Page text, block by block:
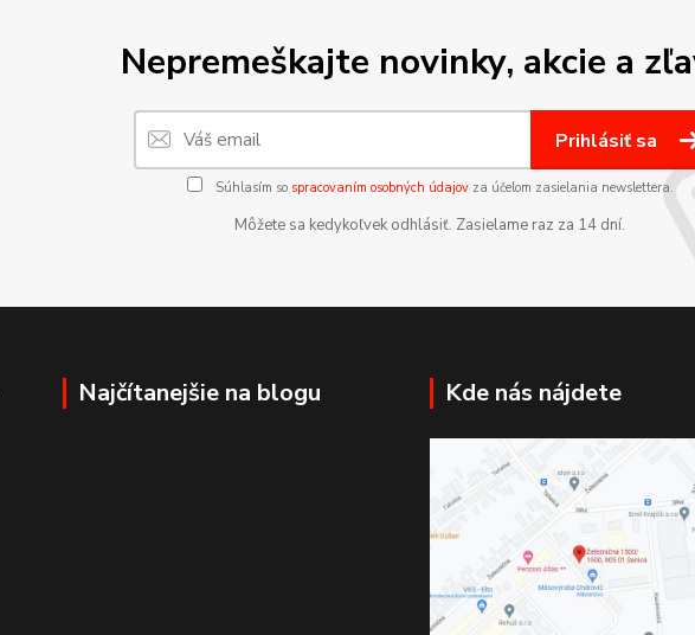
Nepremeškajte novinky, akcie a
Prihlásiť sa
Súhlasím so spracovaním osobných údajovza účelom zasielania newslettera.
Môžete sa kedykoľvek odhlásiť. Zasielame raz za 14 dní.
Najčítanejšie na blogu Kde nás nájdete